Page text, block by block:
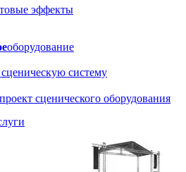
эффекты
оборудование
сценическую систему
сценического оборудования